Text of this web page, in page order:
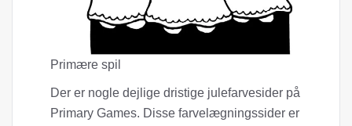
Primære spil
Der er nogle dejlige dristige julefarvesider på
Primary Games. Disse farvelægningssider er